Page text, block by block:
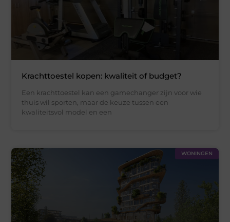
Krachttoestel kopen: kwaliteit of budget?
Een krachttoestel kan een gamechanger zijn voor wie
thuis wil sporten, maar de keuze tussen een
kwaliteitsvol model en een
WONINGEN